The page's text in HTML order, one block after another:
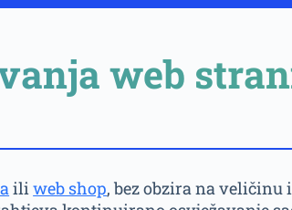
web
iliweb shop, bez obzira na